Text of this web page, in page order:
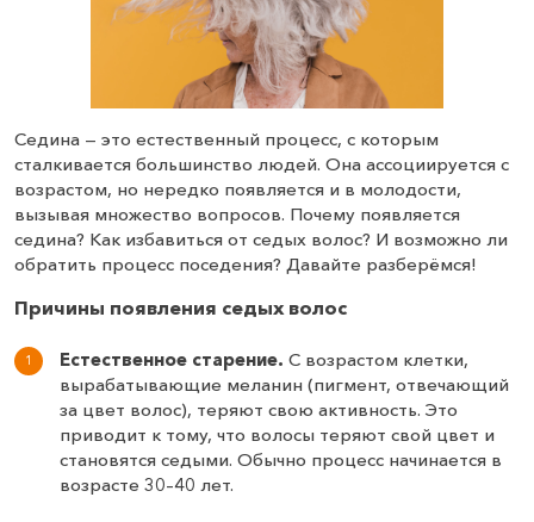
Седина — это естественный процесс, с которым
сталкивается большинство людей. Она ассоциируется с
возрастом, но нередко появляется и в молодости,
вызывая множество вопросов. Почему появляется
седина? Как избавиться от седых волос? И возможно ли
обратить процесс поседения? Давайте разберёмся!
Причины появления седых волос
Естественное старение. С возрастом клетки,
вырабатывающие меланин (пигмент, отвечающий
за цвет волос), теряют свою активность. Это
приводит к тому, что волосы теряют свой цвет и
становятся седыми. Обычно процесс начинается в
возрасте 30–40 лет.